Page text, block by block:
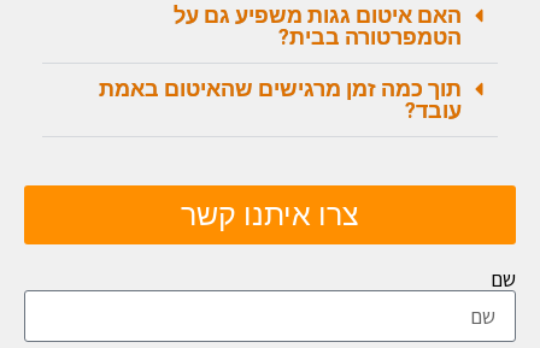
האם איטום גגות משפיע גם על
הטמפרטורה בבית?
תוך כמה זמן מרגישים שהאיטום באמת
עובד?
צרו איתנו קשר
שם